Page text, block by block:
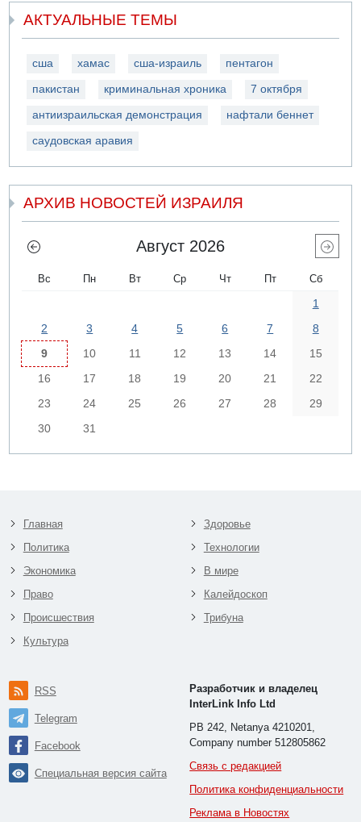
АКТУАЛЬНЫЕ ТЕМЫ
сша хамас сша-израиль пентагон
пакистан криминальная хроника 7 октября
антиизраильская демонстрация нафтали беннет
саудовская аравия
АРХИВ НОВОСТЕЙ ИЗРАИЛЯ
Август 2026
Вс Пн Вт Ср Чт Пт Сб
1
2
3 4 5 6 7
8
9
10 11 12 13 14
15
16
17 18 19 20 21
22
23
24 25 26 27 28
29
30
31
Главная
Политика
Экономика
Право
Происшествия
Культура
Здоровье
Технологии
В мире
Калейдоскоп
Трибуна
RSS
Telegram
Facebook
Специальная версия сайта
Разработчик и владелец
InterLink Info Ltd
PB 242, Netanya 4210201,
Company number 512805862
Связь с редакцией
Политика конфиденциальности
Реклама в Новостях